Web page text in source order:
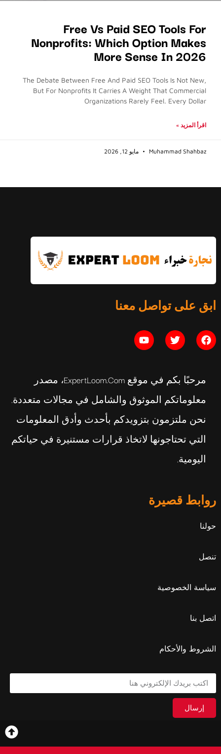
Free Vs Paid SEO Tools For
Nonprofits: Which Option Makes
More Sense In 2026
The Debate Between Free And Paid SEO Tools Is Not New,
But For Nonprofits It Carries A Weight That Commercial
Organizations Rarely Feel. Every Dollar
اقرأ المزيد »
Muhammad Shahbaz مايو 12, 2026
ابق على تواصل معنا
مرحبًا بكم في موقع ExpertLoom.com، مصدر
معلوماتكم الموثوق والشامل في مجالات متعددة.
نحن ملتزمون بتزويدكم بأحدث وأدق المعلومات
التي تحتاجونها لاتخاذ قرارات مستنيرة في حياتكم
اليومية.
روابط قصيرة
حولنا
تنصل
سياسة الخصوصية
اتصل بنا
الشروط والأحكام
إرسال